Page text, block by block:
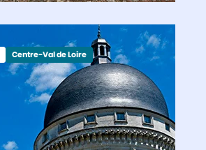
Centre-Val de Loire